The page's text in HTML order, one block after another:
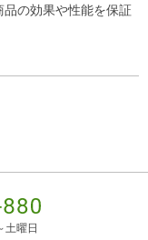
の効果や性能を保証
土曜日